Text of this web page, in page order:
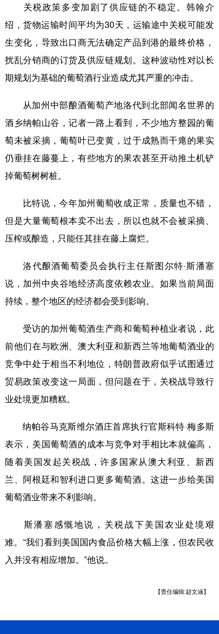
关税政策多变加剧了供应链的不稳定。韩翰介
绍，货物运输时间平均为30天，运输途中关税可能发
生变化，导致出口商无法确定产品到港的最终价格，
扰乱分销商的订货及供应链规划。这种波动性对以长
期规划为基础的葡萄酒行业造成尤其严重的冲击。
从加州中部酿酒葡萄产地洛代到北部闻名世界的
酒乡纳帕山谷，记者一路上看到，不少地方整园的葡
萄未被采摘，葡萄叶已变黄，过于成熟而干瘪的果实
仍垂挂在藤蔓上，有些地方的果农甚至开动推土机铲
掉葡萄树树桩。
比特说，今年加州葡萄收成正常，质量也不错，
但是大量葡萄根本卖不出去，所以也就不会被采摘、
压榨或酿造，只能任其挂在藤上腐烂。
洛代酿酒葡萄委员会执行主任斯图尔特·斯潘塞
说，加州中央谷地经济高度依赖农业。如果当前局面
持续，整个地区的经济都会受到影响。
受访的加州葡萄酒生产商和葡萄种植业者说，此
前他们在与欧洲、澳大利亚和新西兰等地葡萄酒业的
竞争中处于相当不利地位，特朗普政府似乎试图通过
贸易政策改变这一局面，但问题在于，关税战导致行
业处境更加糟糕。
纳帕谷马克斯维尔酒庄首席执行官斯科特·梅多斯
表示，美国葡萄酒的成本与竞争对手相比本就偏高，
随着美国发起关税战，许多国家从澳大利亚、新西
兰、阿根廷和智利进口更多葡萄酒。这进一步给美国
葡萄酒业带来不利影响。
斯潘塞感慨地说，关税战下美国农业处境艰
难。“我们看到美国国内食品价格大幅上涨，但农民收
入并没有相应增加。”他说。
【责任编辑:赵文涵】